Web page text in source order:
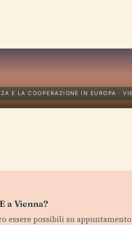
E LA COOPERAZIONE IN EUROPA ·
a Vienna?
possibili su